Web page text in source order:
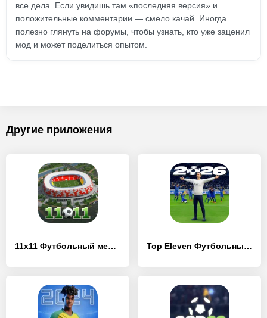
все дела. Если увидишь там «последняя версия» и
положительные комментарии — смело качай. Иногда
полезно глянуть на форумы, чтобы узнать, кто уже заценил
мод и может поделиться опытом.
Другие приложения
11x11 Футбольный менеджер Top Eleven Футбольный Менеджер